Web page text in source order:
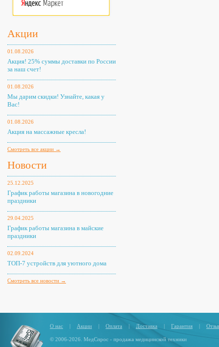
Акции
01.08.2026
Акция! 25% суммы доставки по России
за наш счет!
01.08.2026
Мы дарим скидки! Узнайте, какая у
Вас!
01.08.2026
Акция на массажные кресла!
Смотреть все акции →
Новости
25.12.2025
График работы магазина в новогодние
праздники
29.04.2025
График работы магазина в майские
праздники
02.09.2024
ТОП-7 устройств для уютного дома
Смотреть все новости →
О нас | Акции | Оплата | Доставка | Гарантия |
© 2006-2026. МедСпрос - продажа медицинской техники